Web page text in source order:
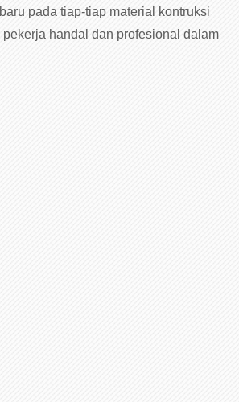
pada tiap-tiap material kontruksi
handal dan profesional dalam